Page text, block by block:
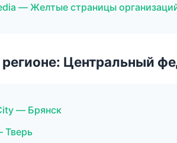
— Желтые страницы
Центральный
— Брянск
Тверь